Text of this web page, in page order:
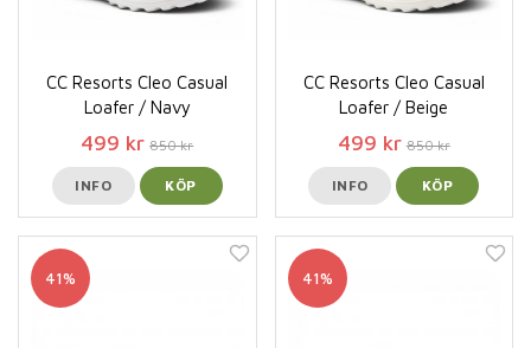
CC Resorts Cleo Casual
Loafer / Navy
499 kr 850 kr
INFO KÖP
CC Resorts Cleo Casual
Loafer / Beige
499 kr 850 kr
INFO KÖP
41% 41%